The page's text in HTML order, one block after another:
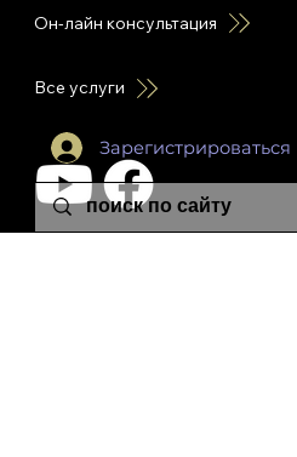
Он-лайн консультация
Все услуги
Зарегистрироваться